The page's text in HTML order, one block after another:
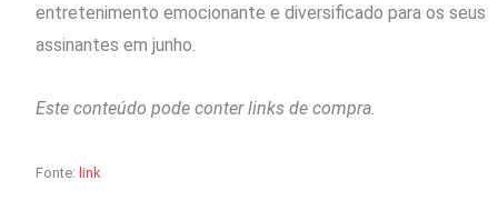
entretenimento emocionante e diversificado para os seus
assinantes em junho.
Este conteúdo pode conter links de compra.
Fonte: link